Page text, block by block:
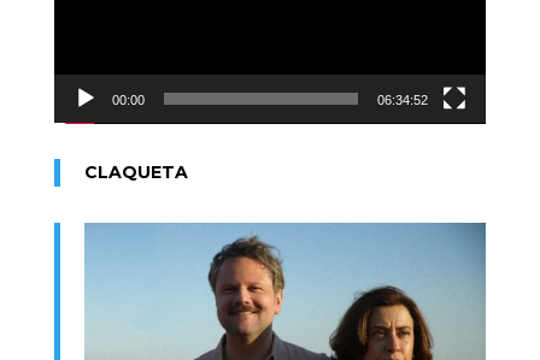
00:00 06:34:52
CLAQUETA